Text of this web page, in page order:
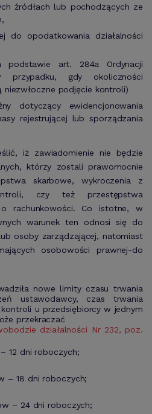
źródłach lub pochodzących ze
do opodatkowania działalności
podstawie art. 284a Ordynacji
gdy okoliczności
niezwłoczne podjęcie kontroli)
dotyczący ewidencjonowania
rejestrującej lub sporządzania
iż zawiadomienie nie będzie
którzy zostali prawomocnie
skarbowe, wykroczenia z
czy też przestępstwa
rachunkowości. Co istotne, w
warunek ten odnosi się do
osoby zarządzającej, natomiast
osobowości prawnej-do
nowe limity czasu trwania
ustawodawcy, czas trwania
u przedsiębiorcy w jednym
przekraczać
działalności Nr 232, poz.
12 dni roboczych;
– 18 dni roboczych;
– 24 dni roboczych;